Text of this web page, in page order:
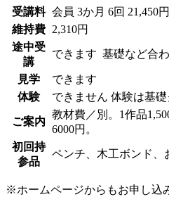
受講料 会員 3か月 6回 21,450
維持費
2,310円
途中受
講
できます 基礎など合
見学
できます
体験
できません 体験は基礎
ご案内
教材費／別。1作品
6000円。
初回持
参品
ペンチ、木工ボンド、
※ホームページからもお申し込